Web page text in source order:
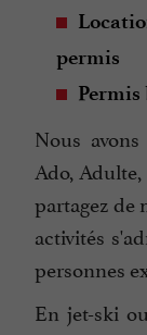
permis
Permis
Nous
Ado,
partagez de
activités
personnes
En jet-ski